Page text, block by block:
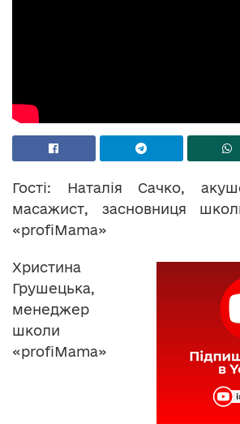
Гості: Наталія Сачко,
масажист, засновниця
«profiMama»
Христина
Грушецька,
менеджер
школи
«profiMama»